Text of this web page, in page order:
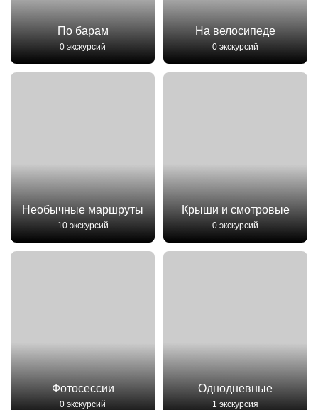
По барам
0 экскурсий
На велосипеде
0 экскурсий
Необычные маршруты
10 экскурсий
Крыши и смотровые
0 экскурсий
Фотосессии
0 экскурсий
Однодневные
1 экскурсия